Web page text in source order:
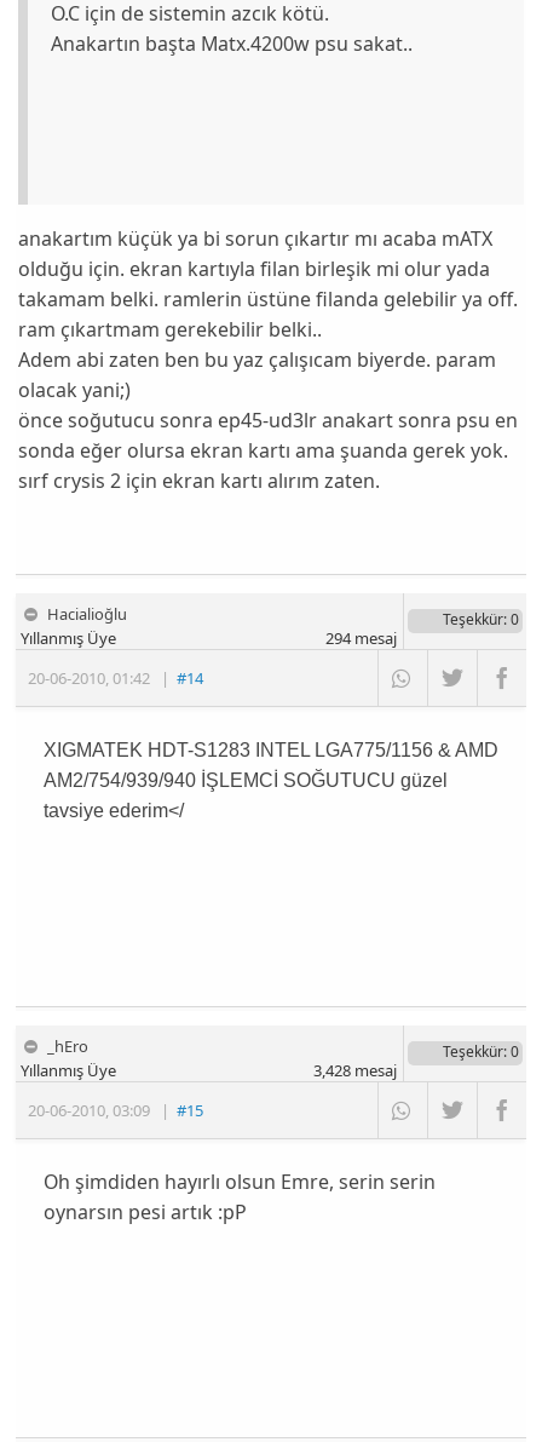
O.C için de sistemin azcık kötü.
Anakartın başta Matx.4200w psu sakat..
anakartım küçük ya bi sorun çıkartır mı acaba mATX
olduğu için. ekran kartıyla filan birleşik mi olur yada
takamam belki. ramlerin üstüne filanda gelebilir ya off.
ram çıkartmam gerekebilir belki..
Adem abi zaten ben bu yaz çalışıcam biyerde. param
olacak yani;)
önce soğutucu sonra ep45-ud3lr anakart sonra psu en
sonda eğer olursa ekran kartı ama şuanda gerek yok.
sırf crysis 2 için ekran kartı alırım zaten.
Hacialioğlu
20-06-2010,01:42 |#14
Yıllanmış Üye
Teşekkür: 0
294mesaj
XIGMATEK HDT-S1283 INTEL LGA775/1156 & AMD
AM2/754/939/940 İŞLEMCİ SOĞUTUCU güzel
tavsiye ederim</
_hEro
20-06-2010,03:09 |#15
Yıllanmış Üye
Teşekkür: 0
3,428mesaj
Oh şimdiden hayırlı olsun Emre, serin serin
oynarsın pesi artık :pP